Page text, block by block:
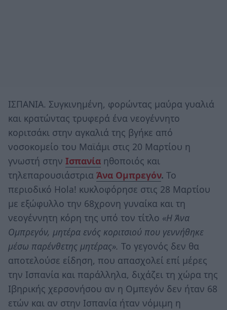
ΙΣΠΑΝΙΑ. Συγκινημένη, φορώντας μαύρα γυαλιά
και κρατώντας τρυφερά ένα νεογέννητο
κοριτσάκι στην αγκαλιά της βγήκε από
νοσοκομείο του Μαϊάμι στις 20 Μαρτίου η
γνωστή στην Ισπανία ηθοποιός και
τηλεπαρουσιάστρια Άνα Ομπρεγόν. Το
περιοδικό Hola! κυκλοφόρησε στις 28 Μαρτίου
με εξώφυλλο την 68χρονη γυναίκα και τη
νεογέννητη κόρη της υπό τον τίτλο «Η Άνα
Ομπρεγόν, μητέρα ενός κοριτσιού που γεννήθηκε
μέσω παρένθετης μητέρας». Το γεγονός δεν θα
αποτελούσε είδηση, που απασχολεί επί μέρες
την Ισπανία και παράλληλα, διχάζει τη χώρα της
Ιβηρικής χερσονήσου αν η Ομπεγόν δεν ήταν 68
ετών και αν στην Ισπανία ήταν νόμιμη η